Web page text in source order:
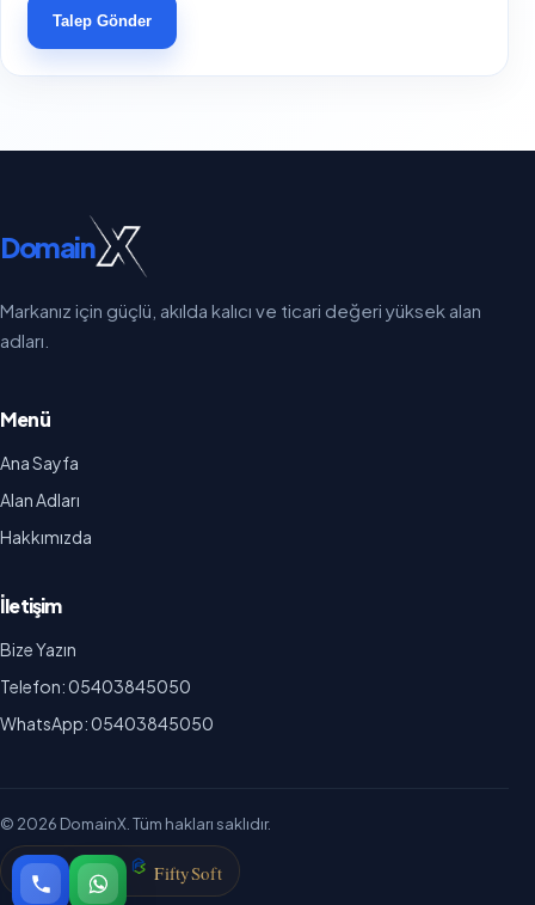
Talep Gönder
Domain
Markanız için güçlü, akılda kalıcı ve ticari değeri yüksek alan
adları.
Menü
Ana Sayfa
Alan Adları
Hakkımızda
İletişim
Bize Yazın
Telefon: 05403845050
WhatsApp: 05403845050
© 2026 DomainX. Tüm hakları saklıdır.
GELIŞTIREN FiftySoft